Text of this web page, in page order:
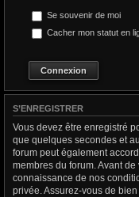
Se souvenir de moi
Cacher mon statut en
S’ENREGISTRER
Vous devez être enregistré
que quelques secondes et
forum peut également
membres du forum. Avant
connaissance de nos
privée. Assurez-vous de